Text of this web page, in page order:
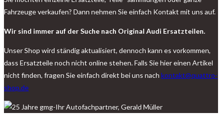
Fahrzeuge verkaufen? Dann nehmen Sie einfach Kontakt mit uns auf.
Wir sind immer auf der Suche nach Original Audi Ersatzteilen.
Unser Shop wird ständig aktualisiert, dennoch kann es vorkommen,
dass Ersatzteile noch nicht online stehen. Falls Sie hier einen Artikel
nicht finden, fragen Sie einfach direkt bei uns nach kontakt@quattro-
shop.de